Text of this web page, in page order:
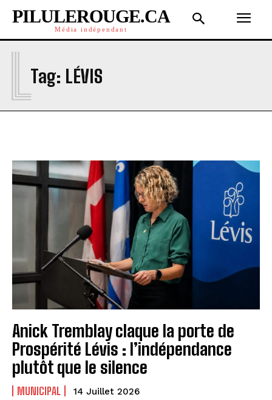
PILULEROUGE.CA
Média indépendant
Tag: LÉVIS
L
Anick Tremblay claque la porte de
Prospérité Lévis : l’indépendance
plutôt que le silence
MUNICIPAL 14 Juillet 2026